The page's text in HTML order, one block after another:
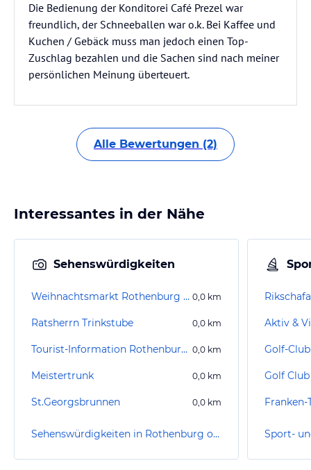
Die Bedienung der Konditorei Café Prezel war
freundlich, der Schneeballen war o.k. Bei Kaffee und
Kuchen / Gebäck muss man jedoch einen Top-
Zuschlag bezahlen und die Sachen sind nach meiner
persönlichen Meinung überteuert.
Alle Bewertungen (2)
Interessantes in der Nähe
Sehenswürdigkeiten
Weihnachtsmarkt Rothenburg ob der Tauber 0,0 km
Ratsherrn Trinkstube 0,0 km
Tourist-Information Rothenburg o.d. Tauber 0,0 km
Meistertrunk 0,0 km
St.Georgsbrunnen 0,0 km
Sehenswürdigkeiten in Rothenburg ob der Tauber
Golf-